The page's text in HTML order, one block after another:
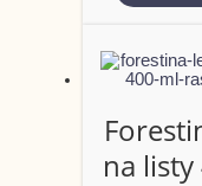
na